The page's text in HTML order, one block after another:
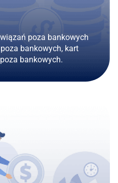
poza bankowych
bankowych, kart
bankowych.